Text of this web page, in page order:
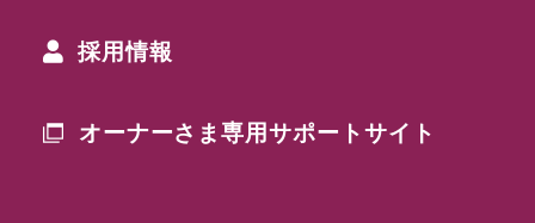
採用情報
オーナーさま専用サポートサイト